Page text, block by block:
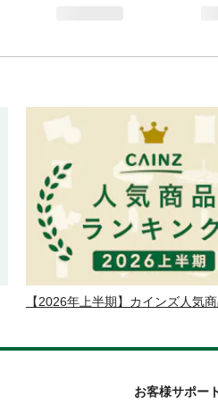
【2026年上半期】カインズ人気
お客様サポー